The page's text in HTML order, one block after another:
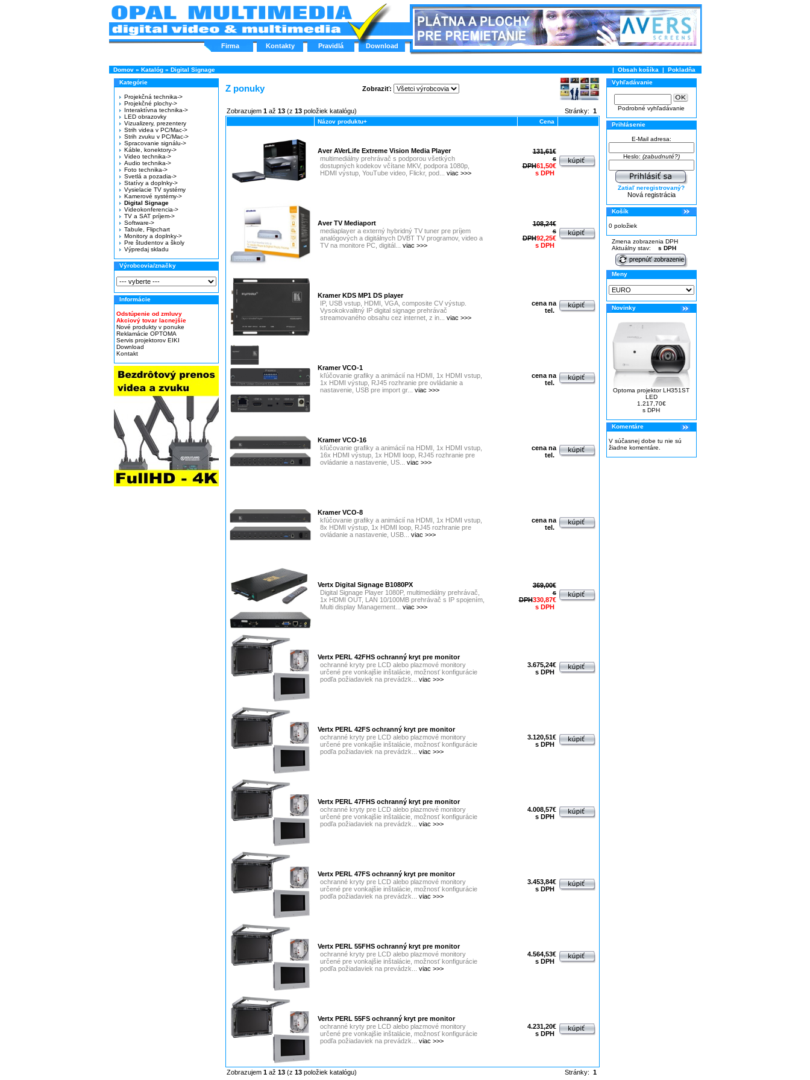
Firma Kontakty Pravidlá Download
Domov» Katalóg» Digital Signage | Obsah košíka | Pokladňa
Kategórie
Projekčná technika->
Projekčné plochy->
Interaktívna technika->
LED obrazovky
Vizualizery, prezentery
Strih videa v PC/Mac->
Strih zvuku v PC/Mac->
Spracovanie signálu->
Káble, konektory->
Video technika->
Audio technika->
Foto technika->
Svetlá a pozadia->
Statívy a doplnky->
Vysielacie TV systémy
Kamerové systémy->
Digital Signage
Videokonferencia->
TV a SAT príjem->
Software->
Tabule, Flipchart
Monitory a doplnky->
Pre študentov a školy
Výpredaj skladu
Výrobcovia/značky
Informácie
Odstúpenie od zmluvy
Akciový tovar lacnejšie
Nové produkty v ponuke
Reklamácie OPTOMA
Servis projektorov EIKI
Download
Kontakt
Z ponuky Zobraziť:
Zobrazujem 1až 13(z 13položiek katalógu) Stránky: 1
Názov produktu+ Cena
Aver AVerLife Extreme Vision Media Player
multimediálny prehrávač s podporou všetkých
dostupných kodekov včítane MKV, podpora 1080p,
HDMI výstup, YouTube video, Flickr, pod... viac >>>
131,61€
s
DPH61,50€
s DPH
Aver TV Mediaport
mediaplayer a externý hybridný TV tuner pre príjem
analógových a digitálnych DVBT TV programov, video a
TV na monitore PC, digitál... viac >>>
108,24€
s
DPH92,25€
s DPH
Kramer KDS MP1 DS player
IP, USB vstup, HDMI, VGA, composite CV výstup.
Vysokokvalitný IP digital signage prehrávač
streamovaného obsahu cez internet, z in... viac >>>
cena na
tel.
Kramer VCO-1
kľúčovanie grafiky a animácií na HDMI, 1x HDMI vstup,
1x HDMI výstup, RJ45 rozhranie pre ovládanie a
nastavenie, USB pre import gr... viac >>>
cena na
tel.
Kramer VCO-16
kľúčovanie grafiky a animácií na HDMI, 1x HDMI vstup,
16x HDMI výstup, 1x HDMI loop, RJ45 rozhranie pre
ovládanie a nastavenie, US... viac >>>
cena na
tel.
Kramer VCO-8
kľúčovanie grafiky a animácií na HDMI, 1x HDMI vstup,
8x HDMI výstup, 1x HDMI loop, RJ45 rozhranie pre
ovládanie a nastavenie, USB... viac >>>
cena na
tel.
Vertx Digital Signage B1080PX
Digital Signage Player 1080P, multimediálny prehrávač,
1x HDMI OUT, LAN 10/100MB prehrávač s IP spojením,
Multi display Management... viac >>>
369,00€
s
DPH330,87€
s DPH
Vertx PERL 42FHS ochranný kryt pre monitor
ochranné kryty pre LCD alebo plazmové monitory
určené pre vonkajšie inštalácie, možnosť konfigurácie
podľa požiadaviek na prevádzk... viac >>>
3.675,24€
s DPH
Vertx PERL 42FS ochranný kryt pre monitor
ochranné kryty pre LCD alebo plazmové monitory
určené pre vonkajšie inštalácie, možnosť konfigurácie
podľa požiadaviek na prevádzk... viac >>>
3.120,51€
s DPH
Vertx PERL 47FHS ochranný kryt pre monitor
ochranné kryty pre LCD alebo plazmové monitory
určené pre vonkajšie inštalácie, možnosť konfigurácie
podľa požiadaviek na prevádzk... viac >>>
4.008,57€
s DPH
Vertx PERL 47FS ochranný kryt pre monitor
ochranné kryty pre LCD alebo plazmové monitory
určené pre vonkajšie inštalácie, možnosť konfigurácie
podľa požiadaviek na prevádzk... viac >>>
3.453,84€
s DPH
Vertx PERL 55FHS ochranný kryt pre monitor
ochranné kryty pre LCD alebo plazmové monitory
určené pre vonkajšie inštalácie, možnosť konfigurácie
podľa požiadaviek na prevádzk... viac >>>
4.564,53€
s DPH
Vertx PERL 55FS ochranný kryt pre monitor
ochranné kryty pre LCD alebo plazmové monitory
určené pre vonkajšie inštalácie, možnosť konfigurácie
podľa požiadaviek na prevádzk... viac >>>
4.231,20€
s DPH
Zobrazujem 1až 13(z 13položiek katalógu) Stránky: 1
Vyhľadávanie
Podrobné vyhľadávanie
Prihlásenie
E-Mail adresa:
Heslo: (zabudnuté?)
Zatiaľ neregistrovaný?
Nová registrácia
Košík
0 položiek
Zmena zobrazenia DPH
Aktuálny stav: s DPH
Meny
Novinky
Optoma projektor LH351ST
LED
1.217,70€
s DPH
Komentáre
V súčasnej dobe tu nie sú
žiadne komentáre.